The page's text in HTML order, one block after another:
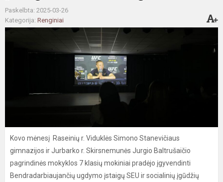
Paskelbta: 2025-03-26
Kategorija: Renginiai
Kovo mėnesį Raseinių r. Viduklės Simono Stanevičiaus
gimnazijos ir Jurbarko r. Skirsnemunės Jurgio Baltrušaičio
pagrindinės mokyklos 7 klasių mokiniai pradėjo įgyvendinti
Bendradarbiaujančių ugdymo įstaigų SEU ir socialinių įgūdžių